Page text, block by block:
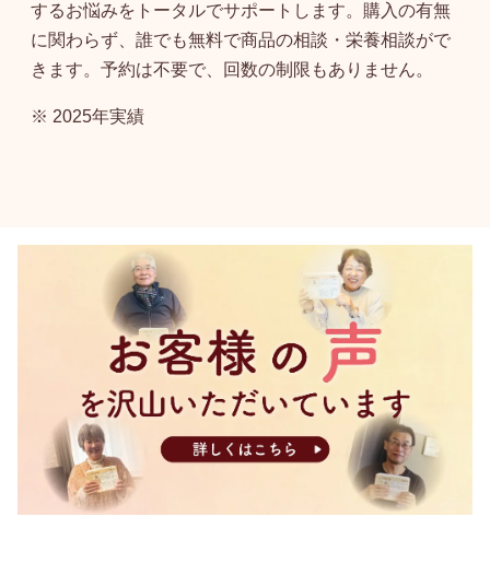
するお悩みをトータルでサポートします。購入の有無
に関わらず、誰でも無料で商品の相談・栄養相談がで
きます。予約は不要で、回数の制限もありません。
※ 2025年実績